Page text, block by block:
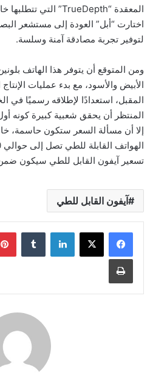
اختارت “أبل” العودة إلى مستشعر
لتوفير تجربة مصادقة آمنة وسلسة.
ومن المتوقع أن يتوفر هذا الهاتف
الأبيض والأسود، مع بدء عمليات
المقبل، استعدادًا لإطلاقه رسميًا في
المنتظر أن يحقق شعبية كبيرة كونه
إلا أن مسألة السعر ستكون حاسمة،
تسعير آيفون القابل للطي سيكون ضمن
آيفون القابل للطي
لينكدإن
طباعة